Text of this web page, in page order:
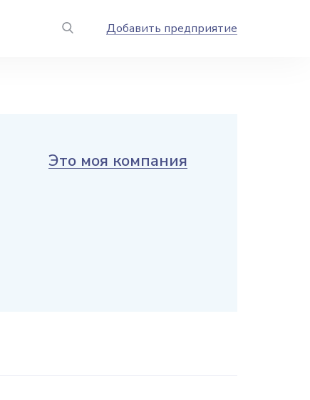
Добавить предприятие
Это моя компания